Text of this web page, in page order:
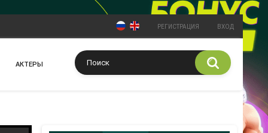
РЕГИСТРАЦИЯ ВХОД
АКТЕРЫ